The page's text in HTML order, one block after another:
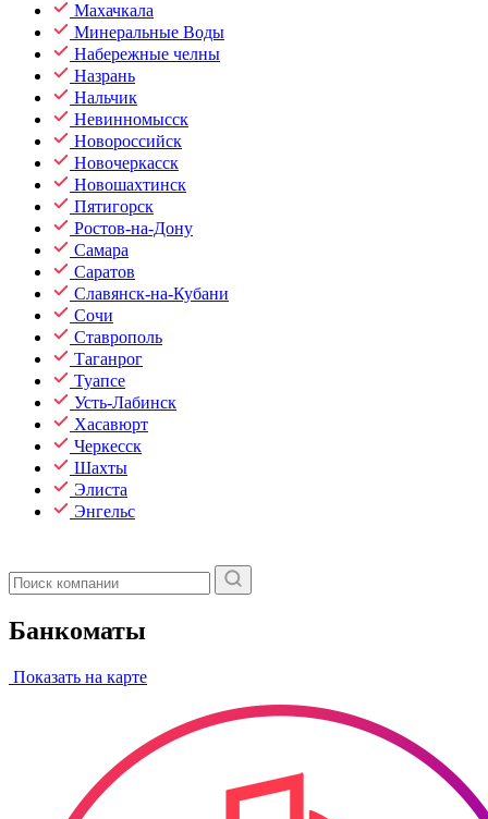
Махачкала
Минеральные Воды
Набережные челны
Назрань
Нальчик
Невинномысск
Новороссийск
Новочеркасск
Новошахтинск
Пятигорск
Ростов-на-Дону
Самара
Саратов
Славянск-на-Кубани
Сочи
Ставрополь
Таганрог
Туапсе
Усть-Лабинск
Хасавюрт
Черкесск
Шахты
Элиста
Энгельс
Банкоматы
Показать на карте